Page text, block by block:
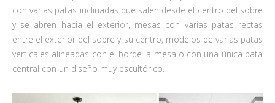
con varias patas inclinadas que salen desde el centro del sobre
y se abren hacia el exterior, mesas con varias patas rectas
entre el exterior del sobre y su centro, modelos de varias patas
verticales alineadas con el borde la mesa o con una única pata
central con un diseño muy escultórico.